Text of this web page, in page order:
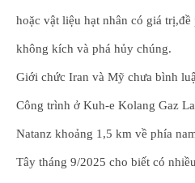
hoặc vật liệu hạt nhân có giá
không kích và phá hủy chúng.
Giới chức Iran và Mỹ chưa bình
Công trình ở Kuh-e Kolang Gaz
Natanz khoảng 1,5 km về phía
Tây tháng 9/2025 cho biết có